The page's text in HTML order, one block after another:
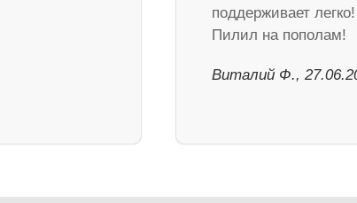
поддерживает легко!
Пилил на пополам!
Виталий Ф.,